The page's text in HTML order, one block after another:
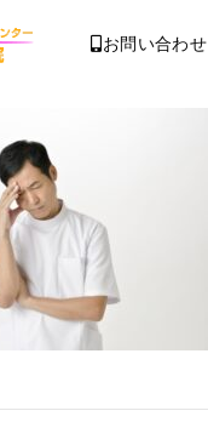
お問い合わせ